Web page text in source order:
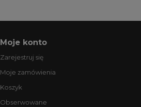
Moje konto
Zarejestruj się
Moje zamówienia
Koszyk
Obserwowane